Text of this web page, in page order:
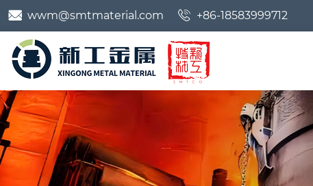
 wwm@smtmaterial.com  +86-18583999712